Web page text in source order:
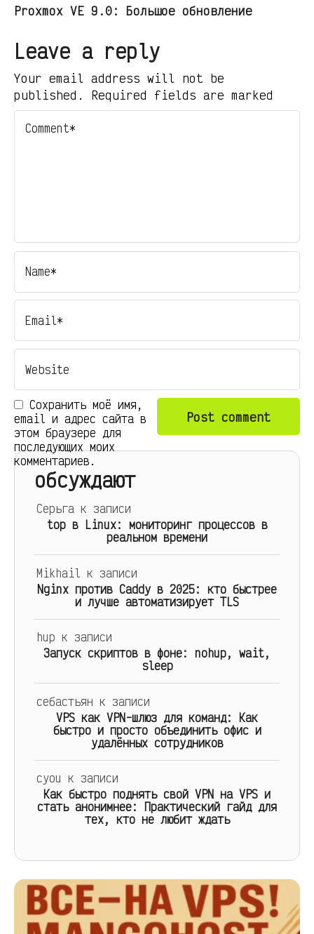
Proxmox VE 9.0: Большое обновление
Leave a reply
Your email address will not be
published. Required fields are marked
Сохранить моё имя,
email и адрес сайта в
этом браузере для
последующих моих
комментариев.
обсуждают
Серьгак записи
top в Linux: мониторинг процессов в
реальном времени
Mikhail к записи
Nginx против Caddy в 2025: кто быстрее
и лучше автоматизирует TLS
hup к записи
Запуск скриптов в фоне: nohup, wait,
sleep
себастьян к записи
VPS как VPN-шлюз для команд: Как
быстро и просто объединить офис и
удалённых сотрудников
cyou к записи
Как быстро поднять свой VPN на VPS и
стать анонимнее: Практический гайд для
тех, кто не любит ждать